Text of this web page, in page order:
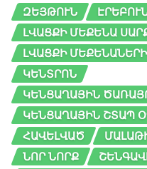
ԶԵՅԹՈՒՆ
ԼՎԱՑՔԻ ՄԵՔԵՆԱ
ԼՎԱՑՔԻ
ԿԵՆՏՐՈՆ
ԿԵՆՑԱՂԱՅԻՆ
ԿԵՆՑԱՂԱՅԻՆ ՇՏԱՊ
ՀԱՎԵԼՎԱԾ
ՆՈՐ ՆՈՐՔ